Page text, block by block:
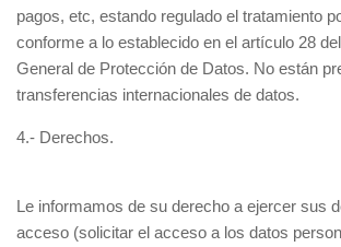
pagos, etc, estando regulado el tratamiento
conforme a lo establecido en el artículo 28
General de Protección de Datos. No están
transferencias internacionales de datos.
4.- Derechos.
Le informamos de su derecho a ejercer sus
acceso (solicitar el acceso a los datos